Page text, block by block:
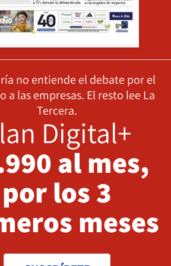
no entiende el debate por el
a las empresas. El resto lee La
Tercera.
Digital+
al mes,
por los 3
meses